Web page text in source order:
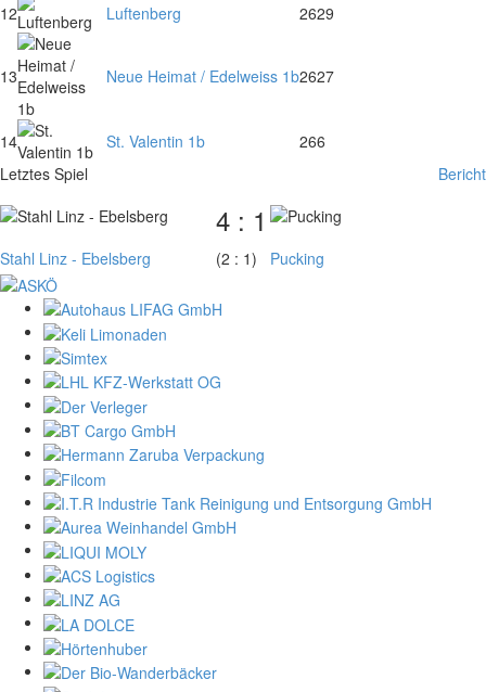
12
Luftenberg 2629
13 Neue Heimat / Edelweiss 1b2627
14 St. Valentin 1b 266
Letztes Spiel
Bericht
4 : 1
Stahl Linz - Ebelsberg (2 : 1) Pucking